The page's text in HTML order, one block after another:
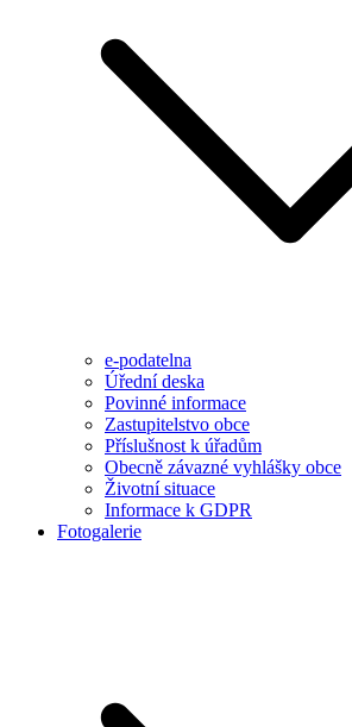
e-podatelna
Úřední deska
Povinné informace
Zastupitelstvo obce
Příslušnost k úřadům
Obecně závazné vyhlášky obce
Životní situace
Informace k GDPR
Fotogalerie